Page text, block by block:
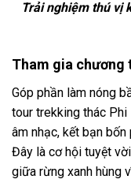
Trải nghiệm thú vị
Tham gia chương
Góp phần làm nóng
tour trekking thác Phi
âm nhạc, kết bạn
Đây là cơ hội tuyệt
giữa rừng xanh hùng